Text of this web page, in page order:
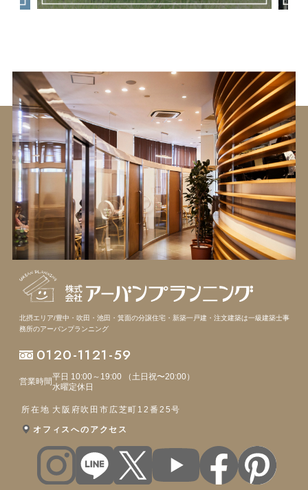
北摂エリア/豊中・吹田・池田・箕面の分譲住宅・新築一戸建・注文建築は一級建築士事
務所のアーバンプランニング
0120-1121-59
営業時間
平日 10:00～19:00 （土日祝〜20:00）
水曜定休日
所在地 大阪府吹田市広芝町12番25号
オフィスへのアクセス